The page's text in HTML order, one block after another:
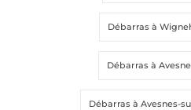
Débarras à
Débarras à
Débarras à Avesnes-